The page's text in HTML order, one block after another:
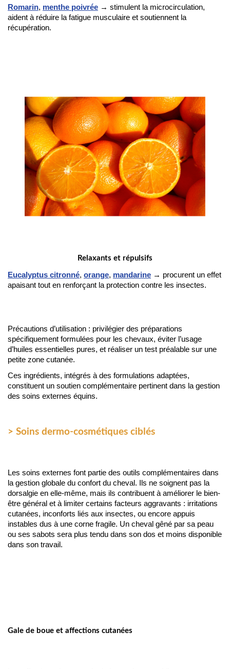
Romarin, menthe poivrée → stimulent la microcirculation,
aident à réduire la fatigue musculaire et soutiennent la
récupération.
Relaxants et répulsifs
Eucalyptus citronné, orange, mandarine → procurent un effet
apaisant tout en renforçant la protection contre les insectes.
Précautions d’utilisation : privilégier des préparations
spécifiquement formulées pour les chevaux, éviter l’usage
d’huiles essentielles pures, et réaliser un test préalable sur une
petite zone cutanée.
Ces ingrédients, intégrés à des formulations adaptées,
constituent un soutien complémentaire pertinent dans la gestion
des soins externes équins.
> Soins dermo-cosmétiques ciblés
Les soins externes font partie des outils complémentaires dans
la gestion globale du confort du cheval. Ils ne soignent pas la
dorsalgie en elle-même, mais ils contribuent à améliorer le bien-
être général et à limiter certains facteurs aggravants : irritations
cutanées, inconforts liés aux insectes, ou encore appuis
instables dus à une corne fragile. Un cheval gêné par sa peau
ou ses sabots sera plus tendu dans son dos et moins disponible
dans son travail.
Gale de boue et affections cutanées